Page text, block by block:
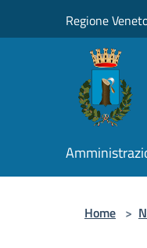
Regione
Home >